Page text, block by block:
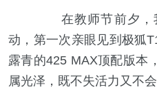
在教师节前夕，我
动，第一次亲眼见到极狐
露青的425 MAX顶配版本
属光泽，既不失活力又不会